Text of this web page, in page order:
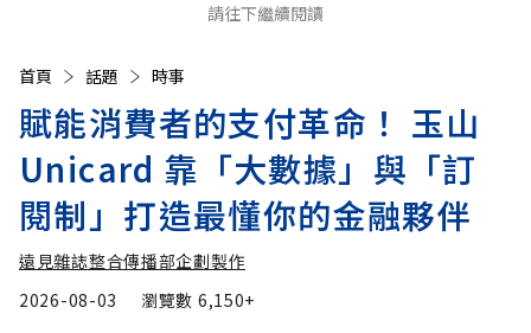
請往下繼續閱讀
首頁 話題 時事
賦能消費者的支付革命！ 玉山
Unicard 靠「大數據」與「訂
閱制」打造最懂你的金融夥伴
遠見雜誌整合傳播部企劃製作
2026-08-03
瀏覽數 6,150+